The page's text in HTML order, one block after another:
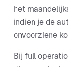
het
indien je de
onvoorziene
Bij full